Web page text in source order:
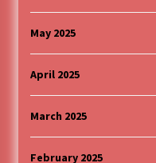
May 2025
April 2025
March 2025
February 2025